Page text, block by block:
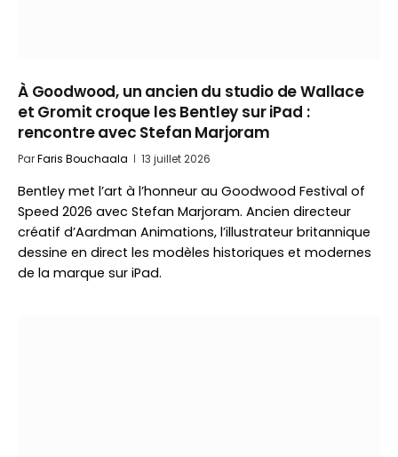
À Goodwood, un ancien du studio de Wallace
et Gromit croque les Bentley sur iPad :
rencontre avec Stefan Marjoram
ParFaris Bouchaala 13 juillet 2026
Bentley met l’art à l’honneur au Goodwood Festival of
Speed 2026 avec Stefan Marjoram. Ancien directeur
créatif d’Aardman Animations, l’illustrateur britannique
dessine en direct les modèles historiques et modernes
de la marque sur iPad.